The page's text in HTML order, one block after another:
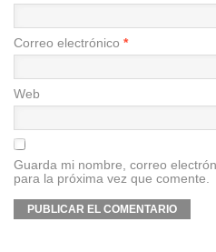
Correo electrónico *
Web
Guarda mi nombre, correo
para la próxima vez que comente.